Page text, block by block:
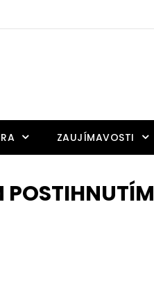
ZAUJÍMAVOSTI
POSTIHNUTÍM